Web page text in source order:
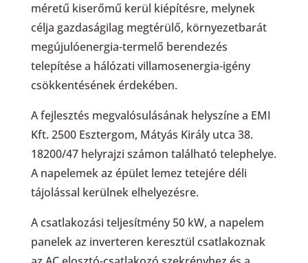
méretű kiserőmű kerül kiépítésre, melynek
célja gazdaságilag megtérülő, környezetbarát
megújulóenergia-termelő berendezés
telepítése a hálózati villamosenergia-igény
csökkentésének érdekében.
A fejlesztés megvalósulásának helyszíne a EMI
Kft. 2500 Esztergom, Mátyás Király utca 38.
18200/47 helyrajzi számon található telephelye.
A napelemek az épület lemez tetejére déli
tájolással kerülnek elhelyezésre.
A csatlakozási teljesítmény 50 kW, a napelem
panelek az inverteren keresztül csatlakoznak